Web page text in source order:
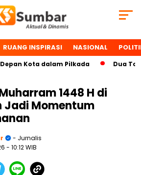
RUANG INSPIRASI NASIONAL
Kota dalam Pilkada Dua Tokoh
1448 H di
Jadi Momentum
- Jurnalis
- 10:12 WIB